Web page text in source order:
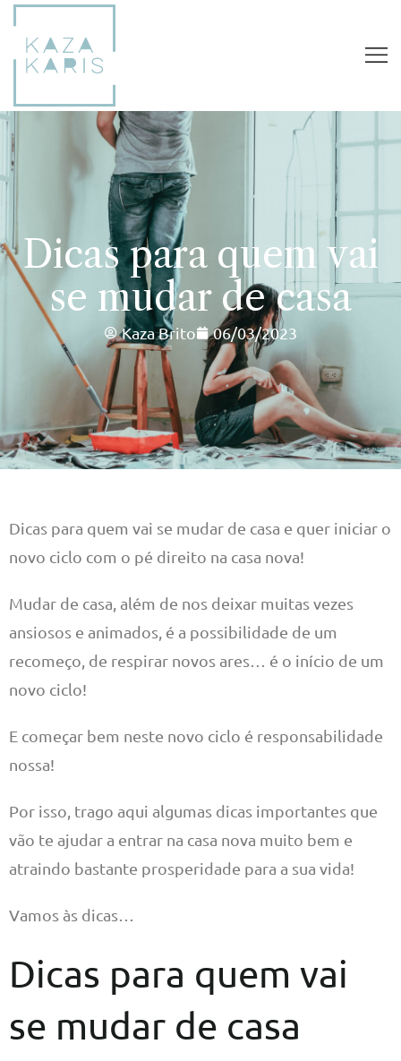
Dicas para quem vai
se mudar de casa
Kaza Brito 06/03/2023
Dicas para quem vai se mudar de casa e quer iniciar o
novo ciclo com o pé direito na casa nova!
Mudar de casa, além de nos deixar muitas vezes
ansiosos e animados, é a possibilidade de um
recomeço, de respirar novos ares… é o início de um
novo ciclo!
E começar bem neste novo ciclo é responsabilidade
nossa!
Por isso, trago aqui algumas dicas importantes que
vão te ajudar a entrar na casa nova muito bem e
atraindo bastante prosperidade para a sua vida!
Vamos às dicas…
Dicas para quem vai
se mudar de casa